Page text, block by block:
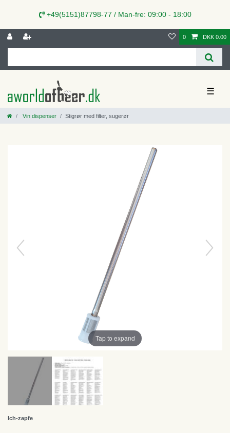
+49(5151)87798-77 / Man-fre: 09:00 - 18:00
0 DKK 0.00
☰
Vin dispenser Stigrør med filter, sugerør
Tap to expand
Ich-zapfe